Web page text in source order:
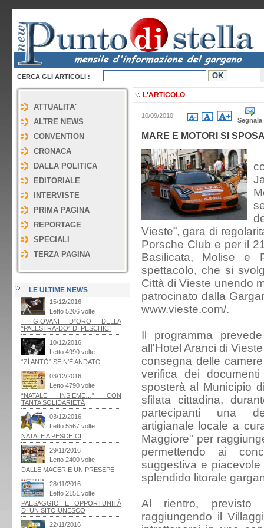
CERCA GLI ARTICOLI :
ATTUALITA'
ALTRE NEWS
CONVENTION
CRONACA
DALLA POLITICA
EDITORIALE
INTERVISTE
PRIMA PAGINA
REPORTAGE
SPECIALI
TERZA PAGINA
LE ULTIME NEWS
L'ARTICOLO
10/09/2010
Segnala
MARE E MOTORI SI
Vieste”, gara di
Porsche Club e per il
Basilicata, Molise e
spettacolo, che si
Città di Vieste unendo
patrocinato dalla
www.vieste.com/.
Il programma
all'Hotel Aranci di
consegna delle
verifica dei
sposterà al Municipio
sfilata cittadina,
partecipanti una
artigianale locale a
Maggiore" per
permettendo ai
suggestiva e
splendido litorale
Al rientro,
raggiungendo il